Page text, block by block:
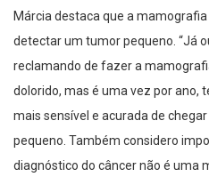
Márcia destaca que a
detectar um tumor pequeno. “Já
reclamando de fazer a
dolorido, mas é uma vez por ano,
mais sensível e acurada de
pequeno. Também considero
diagnóstico do câncer não é uma